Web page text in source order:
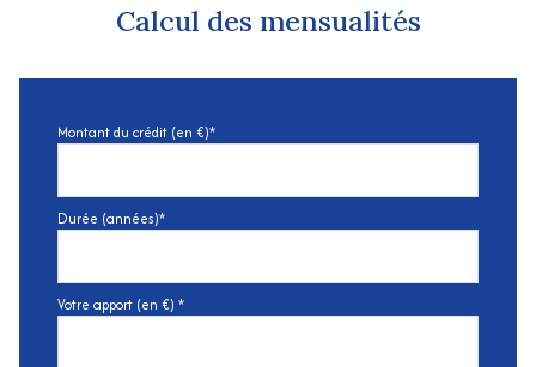
Calcul des mensualités
Montant du crédit (en €)*
Durée (années)*
Votre apport (en €) *